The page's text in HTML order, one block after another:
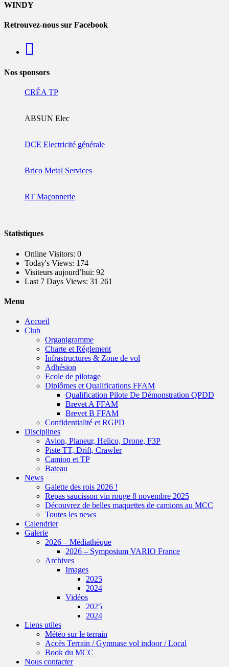
WINDY
Retrouvez-nous sur Facebook
Nos sponsors
CRÉA TP
ABSUN Elec
DCE Electricité générale
Brico Metal Services
RT Maçonnerie
Statistiques
Online Visitors: 0
Today's Views: 174
Visiteurs aujourd’hui: 92
Last 7 Days Views: 31 261
Menu
Accueil
Club
Organigramme
Charte et Réglement
Infrastructures & Zone de vol
Adhésion
Ecole de pilotage
Diplômes et Qualifications FFAM
Qualification Pilote De Démonstration QPDD
Brevet A FFAM
Brevet B FFAM
Confidentialité et RGPD
Disciplines
Avion, Planeur, Helico, Drone, F3P
Piste TT, Drift, Crawler
Camion et TP
Bateau
News
Galette des rois 2026 !
Repas saucisson vin rouge 8 novembre 2025
Découvrez de belles maquettes de camions au MCC
Toutes les news
Calendrier
Galerie
2026 – Médiathèque
2026 – Symposium VARIO France
Archives
Images
2025
2024
Vidéos
2025
2024
Liens utiles
Météo sur le terrain
Accès Terrain / Gymnase vol indoor / Local
Book du MCC
Nous contacter